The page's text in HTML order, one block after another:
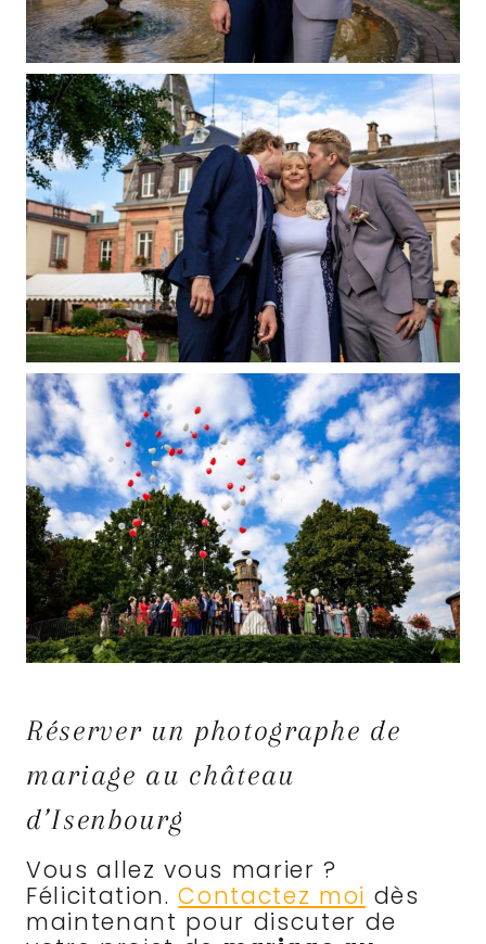
Réserver un photographe de
mariage au château
d’Isenbourg
Vous allez vous marier ?
Félicitation.Contactez moi dès
maintenant pour discuter de